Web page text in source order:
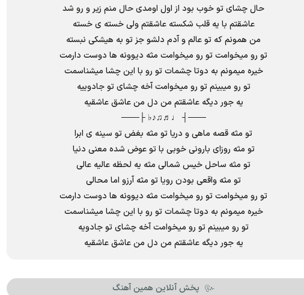
حال چشای تو خوب بود از اول اومدی حال منم زیر و رو شد
عاشقتم با یه قلب شکسته عاشقتم ولی خسته ی خسته
من همونم که تو عالم و آدم دلشو جز تو به هیشکی نبسته
تو رو میخوامت تو رو میخوامت مثه دیوونه ها دوست دارمت
خیره میمونم به دوتا چشمات تو رو با این چشا میشناسمت
تو رو میبینم تو رو میخوامت آخه چشای تو جادوییه
یه جور دیگه عاشقتم من دل من عاشق عاشقیه
───┤ ♩♬♫♪♭ ├───
تو مثه قصه ماهی و دریا تو مثه بغض تو سینه ی ابرا
تو مثه روزای بارونی خوبی با تو عوض شده معنی دنیا
تو مثه ساحل خیس شمالی مثه یه لحظه عالیه عالی
تو مثه واقعی بودن رویا تو مثه آرزو اما محالی
تو رو میخوامت تو رو میخوامت مثه دیوونه ها دوست دارمت
خیره میمونم به دوتا چشمات تو رو با این چشا میشناسمت
تو رو میبینم تو رو میخوامت آخه چشای تو جادویه
یه جور دیگه عاشقتم من دل من عاشق عاشقیه
پخش آنلاین همین آهنگ